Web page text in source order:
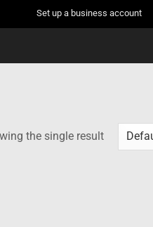
Set up a business account
the single result